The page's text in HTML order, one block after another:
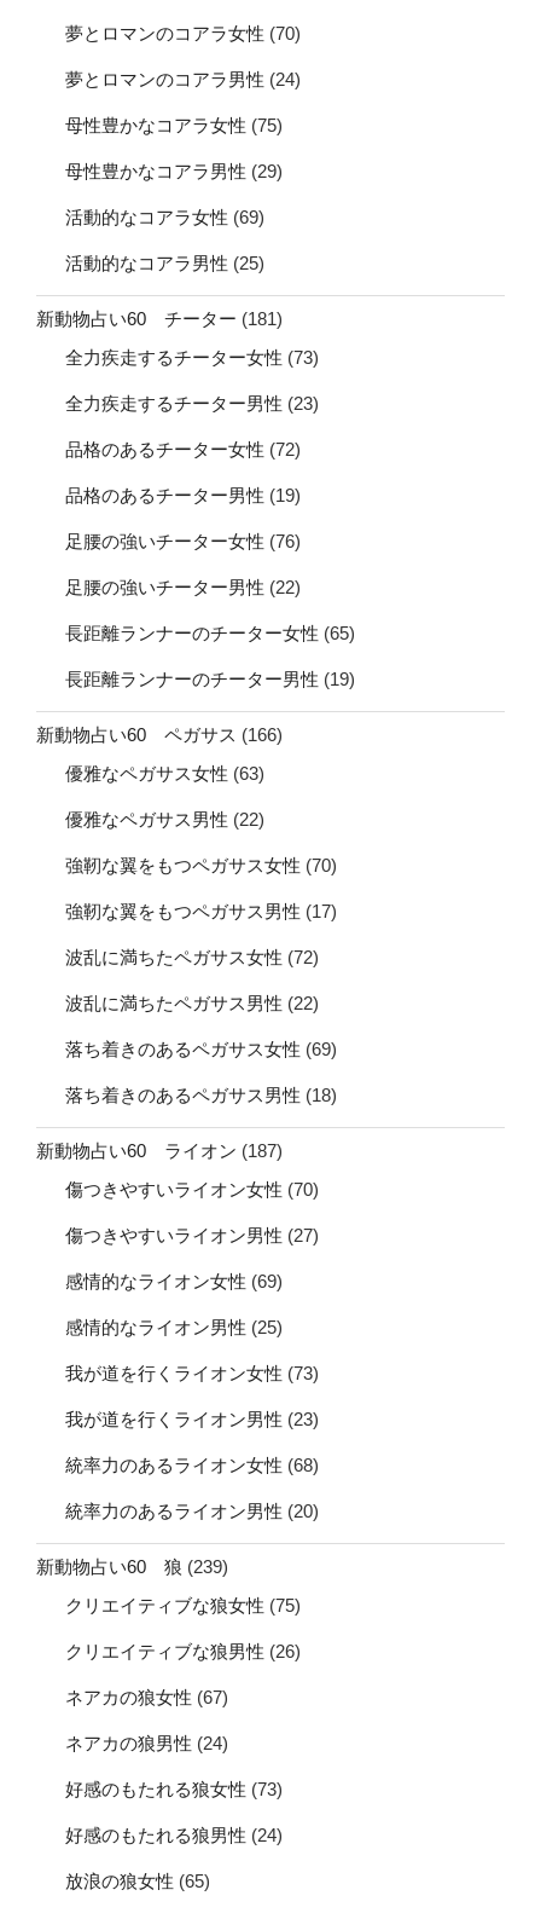
夢とロマンのコアラ女性 (70)
夢とロマンのコアラ男性 (24)
母性豊かなコアラ女性 (75)
母性豊かなコアラ男性 (29)
活動的なコアラ女性 (69)
活動的なコアラ男性 (25)
新動物占い60 チーター (181)
全力疾走するチーター女性 (73)
全力疾走するチーター男性 (23)
品格のあるチーター女性 (72)
品格のあるチーター男性 (19)
足腰の強いチーター女性 (76)
足腰の強いチーター男性 (22)
長距離ランナーのチーター女性 (65)
長距離ランナーのチーター男性 (19)
新動物占い60 ペガサス (166)
優雅なペガサス女性 (63)
優雅なペガサス男性 (22)
強靭な翼をもつペガサス女性 (70)
強靭な翼をもつペガサス男性 (17)
波乱に満ちたペガサス女性 (72)
波乱に満ちたペガサス男性 (22)
落ち着きのあるペガサス女性 (69)
落ち着きのあるペガサス男性 (18)
新動物占い60 ライオン (187)
傷つきやすいライオン女性 (70)
傷つきやすいライオン男性 (27)
感情的なライオン女性 (69)
感情的なライオン男性 (25)
我が道を行くライオン女性 (73)
我が道を行くライオン男性 (23)
統率力のあるライオン女性 (68)
統率力のあるライオン男性 (20)
新動物占い60 狼 (239)
クリエイティブな狼女性 (75)
クリエイティブな狼男性 (26)
ネアカの狼女性 (67)
ネアカの狼男性 (24)
好感のもたれる狼女性 (73)
好感のもたれる狼男性 (24)
放浪の狼女性 (65)